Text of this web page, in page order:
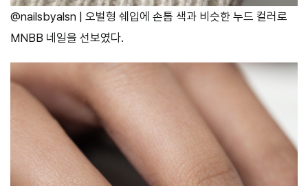
@nailsbyalsn | 오벌형 쉐입에 손톱 색과 비슷한 누드 컬러로
MNBB 네일을 선보였다.